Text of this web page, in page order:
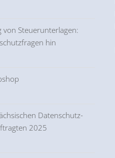
von Steuerunterlagen:
hin
Datenschutz-
2025